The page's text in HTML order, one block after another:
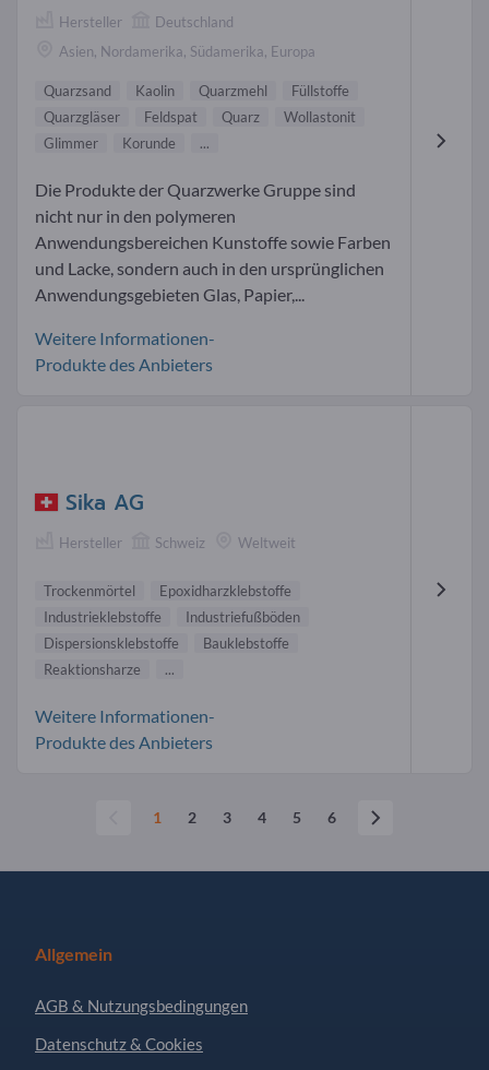
Hersteller
Deutschland
Asien, Nordamerika, Südamerika, Europa
Quarzsand Kaolin Quarzmehl
Füllstoffe
Quarzgläser
Feldspat Quarz
Wollastonit
Glimmer
Korunde ...
Die Produkte der Quarzwerke Gruppe sind
nicht nur in den polymeren
Anwendungsbereichen Kunstoffe sowie Farben
und Lacke, sondern auch in den ursprünglichen
Anwendungsgebieten Glas, Papier,...
Weitere Informationen-
Produkte des Anbieters
Sika AG
Hersteller Schweiz Weltweit
Trockenmörtel
Epoxidharzklebstoffe
Industrieklebstoffe
Industriefußböden
Dispersionsklebstoffe
Bauklebstoffe
Reaktionsharze
...
Weitere Informationen-
Produkte des Anbieters
1 2 3 4 5 6
Allgemein
AGB & Nutzungsbedingungen
Datenschutz & Cookies